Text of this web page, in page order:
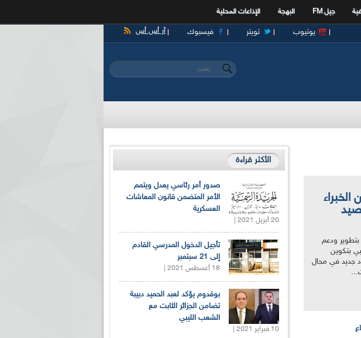
جيل FM البهجة الإذاعات المحلية
آر أس أس فيسبوك تويتر يوتيوب
استمارة البحث
‏بحث ‏
الخبراء
2 الخاص بتطوير ودعم
بتكوين
جديد في مجال
الأكثر قراءة
صدور أمر رئاسي يعدل ويتمم
الأمر المتضمن قانون المعاشات
العسكرية
20 أبريل 2021 |
تأجيل الدخول المدرسي القادم
إلى 21 سبتمبر
18 أغسطس 2021 |
بوقدوم يؤكد لعبد الحميد دبيبة
تضامن الجزائر الثابت مع
الشعب الليبي
10 فبراير 2021 |